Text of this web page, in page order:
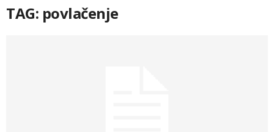
TAG: povlačenje